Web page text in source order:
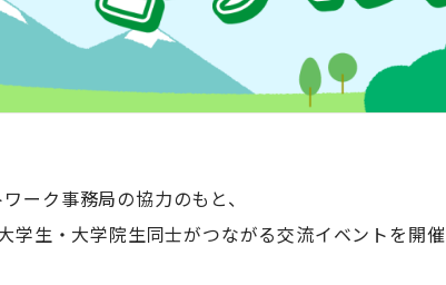
ーク事務局の協力のもと、
学生・大学院生同士がつながる交流イベントを開催